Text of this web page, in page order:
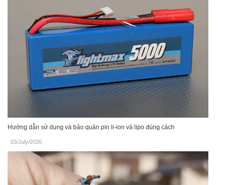
Hướng dẫn sử dụng và bảo quản pin li-ion và lipo đúng cách
03/July/2026 .